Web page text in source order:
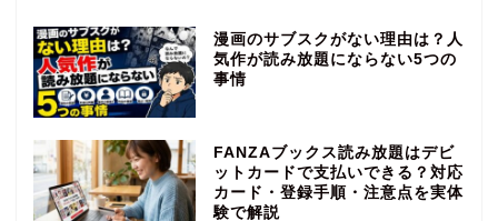
漫画のサブスクがない理由は？人
気作が読み放題にならない5つの
事情
FANZAブックス読み放題はデビ
ットカードで支払いできる？対応
カード・登録手順・注意点を実体
験で解説